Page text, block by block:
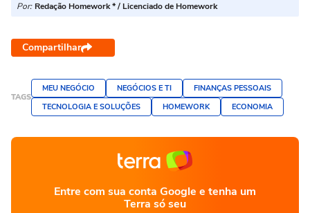
Por: Redação Homework * / Licenciado de Homework
Compartilhar
TAGS
MEU NEGÓCIO NEGÓCIOS E TI
FINANÇAS PESSOAIS
TECNOLOGIA E SOLUÇÕES
HOMEWORK ECONOMIA
Entre com sua conta Google e tenha um
Terra só seu